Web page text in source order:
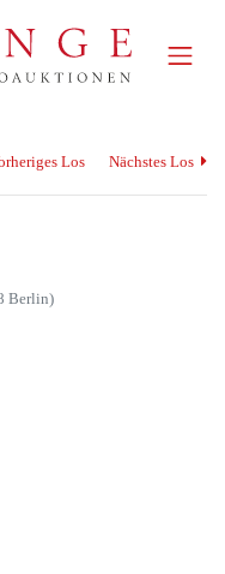
Los Nächstes Los
Berlin)